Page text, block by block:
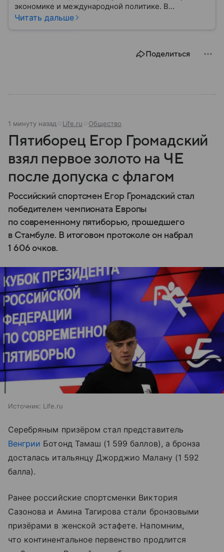
экономике и международной политике. В
материале — основные сведения об этой стране.
Читать дальше
Поделиться
1 минуту назад Life.ru Общество
Пятиборец Егор Громадский
взял первое золото на ЧЕ
после допуска с флагом
Российский спортсмен Егор Громадский стал
победителем чемпионата Европы
по современному пятиборью, прошедшего
в Стамбуле. В итоговом протоколе он набрал
1 606 очков.
Источник: Life.ru
Серебряным призёром стал представитель
Венгрии Ботонд Тамаш (1 599 баллов), а бронза
досталась итальянцу Джорджио Малану (1 592
балла).
Ранее российские спортсменки Виктория
Сазонова и Амина Тагирова стали бронзовыми
призёрами в женской эстафете. Напомним,
что континентальное первенство продлится